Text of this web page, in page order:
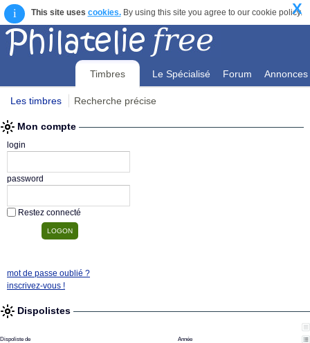
i This site uses cookies.By using this site you agree to our cookie policy.
X
Timbres Le Spécialisé Forum Annonces
Les timbres Recherche précise
Mon compte
login
password
Restez connecté
mot de passe oublié ?
inscrivez-vous !
Dispolistes
Dispoliste de Année